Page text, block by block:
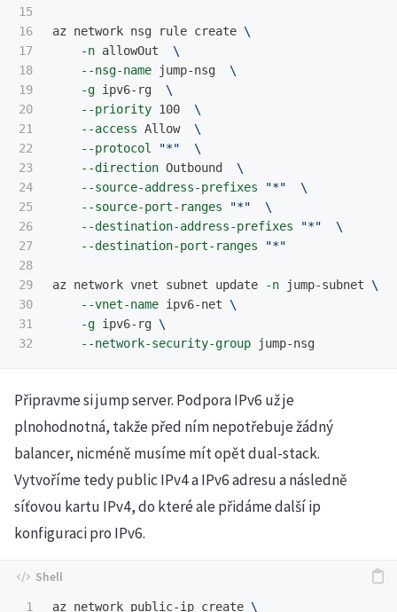
15
16
17
18
19
20
21
22
23
24
25
26
27
28
29
30
31
az network nsg rule create \
-n allowOut \
--nsg-name jump-nsg \
-g ipv6-rg \
--priority 100 \
--access Allow \
--protocol
"*"
\
--direction Outbound \
--source-address-prefixes
"*"
\
--source-port-ranges
"*"
\
--destination-address-prefixes
"*"
\
--destination-port-ranges
"*"
az network vnet subnet update -n jump-subnet \
--vnet-name ipv6-net \
-g ipv6-rg \
--network-security-group
Připravme si jump server. Podpora IPv6 už je
plnohodnotná, takže před ním nepotřebuje žádný
balancer, nicméně musíme mít opět dual-stack.
Vytvoříme tedy public IPv4 a IPv6 adresu a následně
síťovou kartu IPv4, do které ale přidáme další ip
konfiguraci pro IPv6.
1 az network public-ip create \